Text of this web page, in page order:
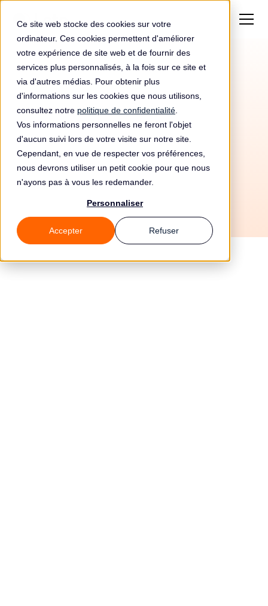
Ce site web stocke des cookies sur votre
ordinateur. Ces cookies permettent d'améliorer
votre expérience de site web et de fournir des
services plus personnalisés, à la fois sur ce site et
via d'autres médias. Pour obtenir plus
d'informations sur les cookies que nous utilisons,
consultez notre politique de confidentialité
Vos informations personnelles ne feront l'objet
d'aucun suivi lors de votre visite sur notre site.
Cependant, en vue de respecter vos préférences,
nous devrons utiliser un petit cookie pour que nous
n'ayons pas à vous les redemander.
Personnaliser
Accepter Refuser
25/5/2026
Tous les guides
No items found.